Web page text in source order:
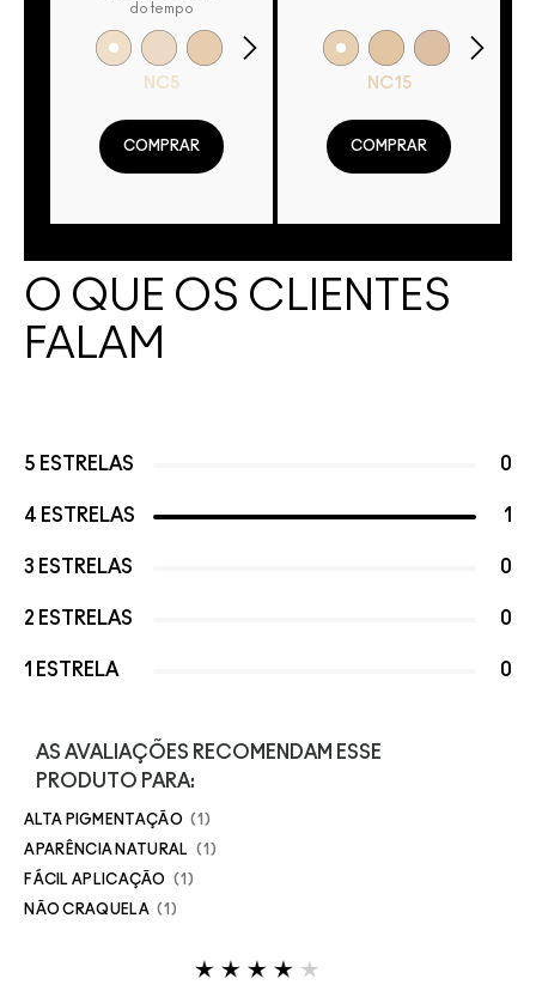
do tempo
NC5
COMPRAR
NC15
COMPRAR
O QUE OS CLIENTES
FALAM
5 ESTRELAS 0
4 ESTRELAS 1
3 ESTRELAS 0
2 ESTRELAS 0
1 ESTRELA 0
AS AVALIAÇÕES RECOMENDAM ESSE
PRODUTO PARA:
ALTA PIGMENTAÇÃO 1
APARÊNCIA NATURAL 1
FÁCIL APLICAÇÃO 1
NÃO CRAQUELA 1